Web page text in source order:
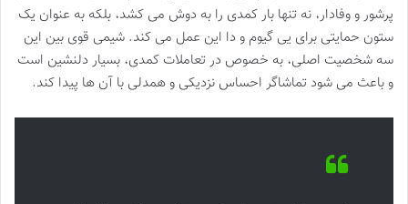
پرشور و وفادار، نه تنها بار کمدی را به دوش می کشد، بلکه به عنوان یک
ستون حمایتی برای یی گیوم و دا این عمل می کند. شیمی قوی بین این
سه شخصیت اصلی، به خصوص در تعاملات کمدی، بسیار دلنشین است
و باعث می شود تماشاگر احساس نزدیکی و همدلی با آن ها پیدا کند.